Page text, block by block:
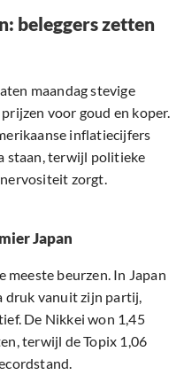
beleggers zetten
maandag stevige
voor goud en koper.
inflatiecijfers
staan, terwijl politieke
zorgt.
Japan
meeste beurzen. In Japan
druk vanuit zijn partij,
De Nikkei won 1,45
terwijl de Topix 1,06